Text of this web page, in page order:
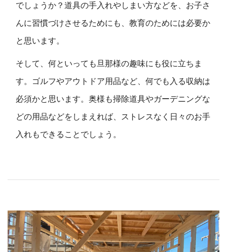
でしょうか？道具の手入れやしまい方などを、お子さ
んに習慣づけさせるためにも、教育のためには必要か
と思います。
そして、何といっても旦那様の趣味にも役に立ちま
す。ゴルフやアウトドア用品など、何でも入る収納は
必須かと思います。奥様も掃除道具やガーデニングな
どの用品などをしまえれば、ストレスなく日々のお手
入れもできることでしょう。